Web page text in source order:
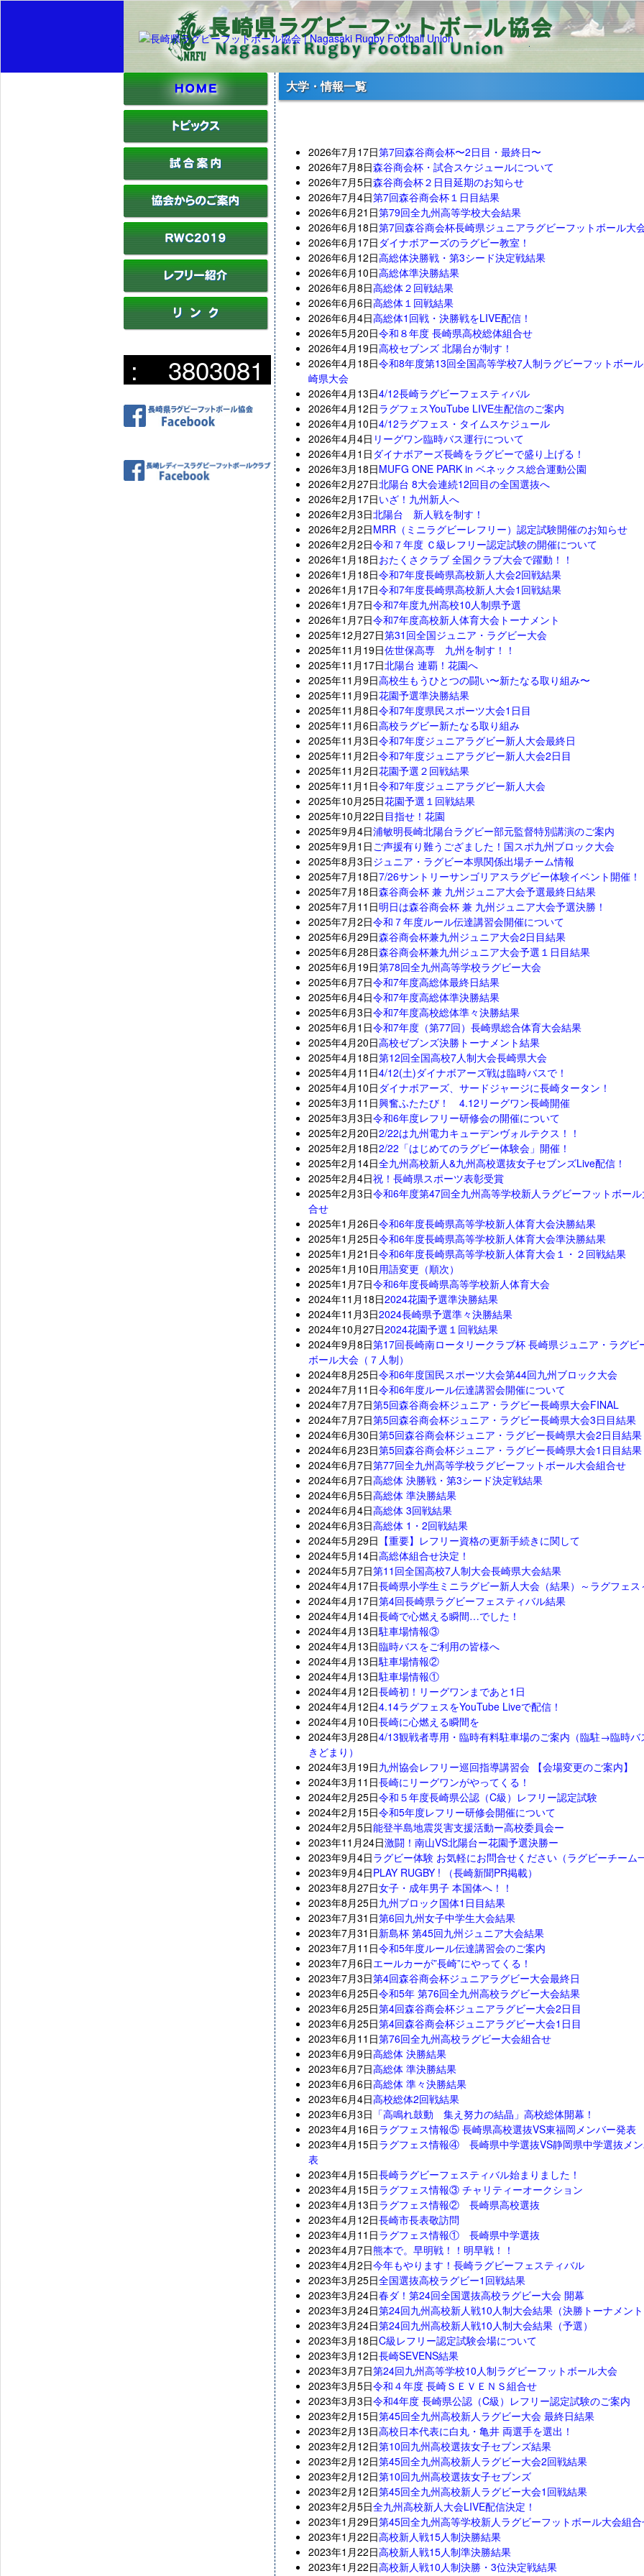
3803081
:
大学・情報一覧
2026年7月17日第7回森谷商会杯〜2日目・最終日〜
2026年7月8日森谷商会杯・試合スケジュールについて
2026年7月5日森谷商会杯２日目延期のお知らせ
2026年7月4日第7回森谷商会杯１日目結果
2026年6月21日第79回全九州高等学校大会結果
2026年6月18日第7回森谷商会杯長崎県ジュニアラグビーフットボール大
2026年6月17日 ダイナボアーズのラグビー教室！
2026年6月12日高総体決勝戦・第3シード決定戦結果
2026年6月10日高総体準決勝結果
2026年6月8日高総体２回戦結果
2026年6月6日高総体１回戦結果
2026年6月4日高総体1回戦・決勝戦をLIVE配信！
2026年5月20日令和８年度 長崎県高校総体組合せ
2026年4月19日高校セブンズ 北陽台が制す！
2026年4月18日令和8年度第13回全国高等学校7人制ラグビーフットボー
崎県大会
2026年4月13日4/12長崎ラグビーフェスティバル
2026年4月12日ラグフェスYouTube LIVE生配信のご案内
2026年4月10日4/12ラグフェス・タイムスケジュール
2026年4月4日 リーグワン臨時バス運行について
2026年4月1日 ダイナボアーズ長崎をラグビーで盛り上げる！
2026年3月18日MUFG ONE PARK in ベネックス総合運動公園
2026年2月27日北陽台 8大会連続12回目の全国選抜へ
2026年2月17日いざ！九州新人へ
2026年2月3日北陽台 新人戦を制す！
2026年2月2日MRR（ミニラグビーレフリー）認定試験開催のお知らせ
2026年2月2日令和７年度 Ｃ級レフリー認定試験の開催について
2026年1月18日おたくさクラブ 全国クラブ大会で躍動！！
2026年1月18日令和7年度長崎県高校新人大会2回戦結果
2026年1月17日令和7年度長崎県高校新人大会1回戦結果
2026年1月7日令和7年度九州高校10人制県予選
2026年1月7日令和7年度高校新人体育大会トーナメント
2025年12月27日第31回全国ジュニア・ラグビー大会
2025年11月19日佐世保高専 九州を制す！！
2025年11月17日北陽台 連覇！花園へ
2025年11月9日高校生もうひとつの闘い〜新たなる取り組み〜
2025年11月9日花園予選準決勝結果
2025年11月8日令和7年度県民スポーツ大会1日目
2025年11月6日高校ラグビー新たなる取り組み
2025年11月3日令和7年度ジュニアラグビー新人大会最終日
2025年11月2日令和7年度ジュニアラグビー新人大会2日目
2025年11月2日花園予選２回戦結果
2025年11月1日令和7年度ジュニアラグビー新人大会
2025年10月25日花園予選１回戦結果
2025年10月22日 目指せ！花園
2025年9月4日浦敏明長崎北陽台ラグビー部元監督特別講演のご案内
2025年9月1日ご声援有り難うござました！国スポ九州ブロック大会
2025年8月3日ジュニア・ラグビー本県関係出場チーム情報
2025年7月18日7/26サントリーサンゴリアスラグビー体験イベント開催！
2025年7月18日森谷商会杯 兼 九州ジュニア大会予選最終日結果
2025年7月11日明日は森谷商会杯 兼 九州ジュニア大会予選決勝！
2025年7月2日令和７年度ルール伝達講習会開催について
2025年6月29日森谷商会杯兼九州ジュニア大会2日目結果
2025年6月28日森谷商会杯兼九州ジュニア大会予選１日目結果
2025年6月19日第78回全九州高等学校ラグビー大会
2025年6月7日令和7年度高総体最終日結果
2025年6月4日令和7年度高総体準決勝結果
2025年6月3日令和7年度高校総体準々決勝結果
2025年6月1日令和7年度（第77回）長崎県総合体育大会結果
2025年4月20日高校ゼブンズ決勝トーナメント結果
2025年4月18日第12回全国高校7人制大会長崎県大会
2025年4月11日4/12(土)ダイナボアーズ戦は臨時バスで！
2025年4月10日 ダイナボアーズ、サードジャージに長崎タータン！
2025年3月11日興奮ふたたび！ 4.12リーグワン長崎開催
2025年3月3日令和6年度レフリー研修会の開催について
2025年2月20日2/22は九州電力キューデンヴォルテクス！！
2025年2月18日2/22「はじめてのラグビー体験会」開催！
2025年2月14日全九州高校新人&九州高校選抜女子セブンズLive配信！
2025年2月4日祝！長崎県スポーツ表彰受賞
2025年2月3日令和6年度第47回全九州高等学校新人ラグビーフットボー
合せ
2025年1月26日令和6年度長崎県高等学校新人体育大会決勝結果
2025年1月25日令和6年度長崎県高等学校新人体育大会準決勝結果
2025年1月21日令和6年度長崎県高等学校新人体育大会１・２回戦結果
2025年1月10日用語変更（順次）
2025年1月7日令和6年度長崎県高等学校新人体育大会
2024年11月18日2024花園予選準決勝結果
2024年11月3日2024長崎県予選準々決勝結果
2024年10月27日2024花園予選１回戦結果
2024年9月8日第17回長崎南ロータリークラブ杯 長崎県ジュニア・ラグビ
ボール大会（７人制）
2024年8月25日令和6年度国民スポーツ大会第44回九州ブロック大会
2024年7月11日令和6年度ルール伝達講習会開催について
2024年7月7日第5回森谷商会杯ジュニア・ラグビー長崎県大会FINAL
2024年7月7日第5回森谷商会杯ジュニア・ラグビー長崎県大会3日目結果
2024年6月30日第5回森谷商会杯ジュニア・ラグビー長崎県大会2日目結果
2024年6月23日第5回森谷商会杯ジュニア・ラグビー長崎県大会1日目結果
2024年6月7日第77回全九州高等学校ラグビーフットボール大会組合せ
2024年6月7日高総体 決勝戦・第3シード決定戦結果
2024年6月5日高総体 準決勝結果
2024年6月4日高総体 3回戦結果
2024年6月3日高総体 1・2回戦結果
2024年5月29日 【重要】レフリー資格の更新手続きに関して
2024年5月14日高総体組合せ決定！
2024年5月7日第11回全国高校7人制大会長崎県大会結果
2024年4月17日長崎県小学生ミニラグビー新人大会（結果）～ラグフェス
2024年4月17日第4回長崎県ラグビーフェスティバル結果
2024年4月14日長崎で心燃える瞬間…でした！
2024年4月13日駐車場情報③
2024年4月13日臨時バスをご利用の皆様へ
2024年4月13日駐車場情報②
2024年4月13日駐車場情報①
2024年4月12日長崎初！リーグワンまであと1日
2024年4月12日4.14ラグフェスをYouTube Liveで配信！
2024年4月10日長崎に心燃える瞬間を
2024年3月28日4/13観戦者専用・臨時有料駐車場のご案内（臨駐→臨時
きどまり）
2024年3月19日九州協会レフリー巡回指導講習会 【会場変更のご案内】
2024年3月11日長崎にリーグワンがやってくる！
2024年2月25日令和５年度長崎県公認（C級）レフリー認定試験
2024年2月15日令和5年度レフリー研修会開催について
2024年2月5日能登半島地震災害支援活動ー高校委員会ー
2023年11月24日激闘！南山VS北陽台ー花園予選決勝ー
2023年9月4日ラグビー体験 お気軽にお問合せください（ラグビーチーム
2023年9月4日PLAY RUGBY ! （長崎新聞PR掲載）
2023年8月27日女子・成年男子 本国体へ！！
2023年8月25日九州ブロック国体1日目結果
2023年7月31日第6回九州女子中学生大会結果
2023年7月31日新島杯 第45回九州ジュニア大会結果
2023年7月11日令和5年度ルール伝達講習会のご案内
2023年7月6日エールカーが”長崎”にやってくる！
2023年7月3日第4回森谷商会杯ジュニアラグビー大会最終日
2023年6月25日令和5年 第76回全九州高校ラグビー大会結果
2023年6月25日第4回森谷商会杯ジュニアラグビー大会2日目
2023年6月25日第4回森谷商会杯ジュニアラグビー大会1日目
2023年6月11日第76回全九州高校ラグビー大会組合せ
2023年6月9日高総体 決勝結果
2023年6月7日高総体 準決勝結果
2023年6月6日高総体 準々決勝結果
2023年6月4日高校総体2回戦結果
2023年6月3日 「高鳴れ鼓動 集え努力の結晶」高校総体開幕！
2023年4月16日ラグフェス情報⑤ 長崎県高校選抜VS東福岡メンバー発表
2023年4月15日ラグフェス情報④ 長崎県中学選抜VS静岡県中学選抜メ
表
2023年4月15日長崎ラグビーフェスティバル始まりました！
2023年4月15日ラグフェス情報③ チャリティーオークション
2023年4月13日ラグフェス情報② 長崎県高校選抜
2023年4月12日長崎市長表敬訪問
2023年4月11日ラグフェス情報① 長崎県中学選抜
2023年4月7日熊本で。早明戦！！明早戦！！
2023年4月2日今年もやります！長崎ラグビーフェスティバル
2023年3月25日全国選抜高校ラグビー1回戦結果
2023年3月24日春ダ！第24回全国選抜高校ラグビー大会 開幕
2023年3月24日第24回九州高校新人戦10人制大会結果（決勝トーナメン
2023年3月24日第24回九州高校新人戦10人制大会結果（予選）
2023年3月18日C級レフリー認定試験会場について
2023年3月12日長崎SEVENS結果
2023年3月7日第24回九州高等学校10人制ラグビーフットボール大会
2023年3月5日令和４年度 長崎ＳＥＶＥＮＳ組合せ
2023年3月3日令和4年度 長崎県公認（C級）レフリー認定試験のご案内
2023年2月15日第45回全九州高校新人ラグビー大会 最終日結果
2023年2月13日高校日本代表に白丸・亀井 両選手を選出！
2023年2月12日第10回九州高校選抜女子セブンズ結果
2023年2月12日第45回全九州高校新人ラグビー大会2回戦結果
2023年2月12日第10回九州高校選抜女子セブンズ
2023年2月12日第45回全九州高校新人ラグビー大会1回戦結果
2023年2月5日全九州高校新人大会LIVE配信決定！
2023年1月29日第45回全九州高等学校新人ラグビーフットボール大会組
2023年1月22日高校新人戦15人制決勝結果
2023年1月22日高校新人戦15人制準決勝結果
2023年1月22日高校新人戦10人制決勝・3位決定戦結果